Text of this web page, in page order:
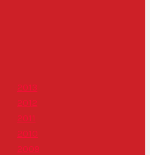
2013
2012
2011
2010
2009